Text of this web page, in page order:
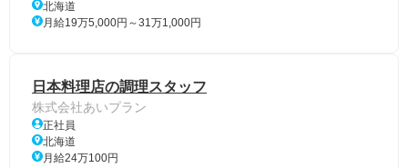
北海道
月給19万5,000円～31万1,000円
日本料理店の調理スタッフ
株式会社あいプラン
正社員
北海道
月給24万100円